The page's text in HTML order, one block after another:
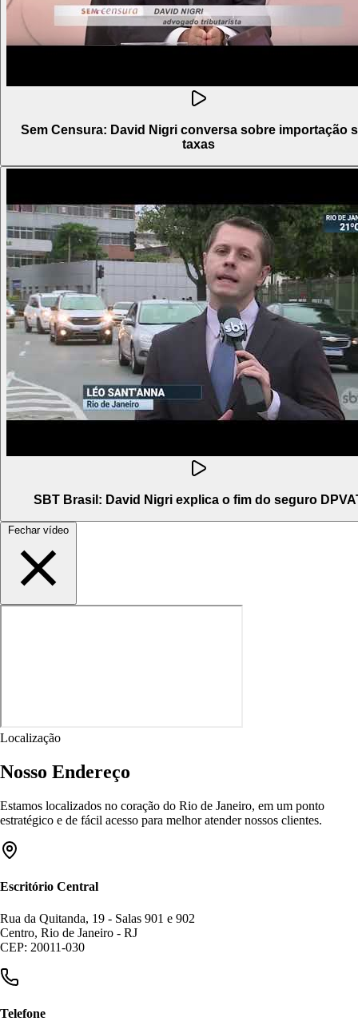
Sem Censura: David Nigri conversa sobre importação
taxas
SBT Brasil: David Nigri explica o fim do seguro
Fechar vídeo
Localização
Nosso Endereço
Estamos localizados no coração do Rio de Janeiro, em um ponto
estratégico e de fácil acesso para melhor atender nossos clientes.
Escritório Central
Rua da Quitanda, 19 - Salas 901 e 902
Centro, Rio de Janeiro - RJ
CEP: 20011-030
Telefone